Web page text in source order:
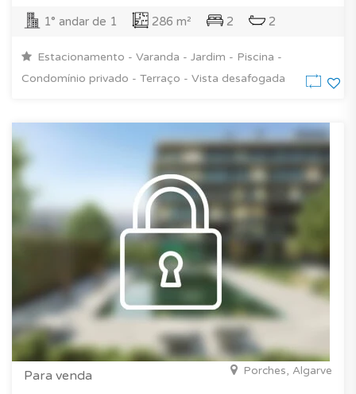
1° andar de 1 286 m² 2 2
Estacionamento - Varanda - Jardim - Piscina -
Condomínio privado - Terraço - Vista desafogada
Para venda Porches, Algarve